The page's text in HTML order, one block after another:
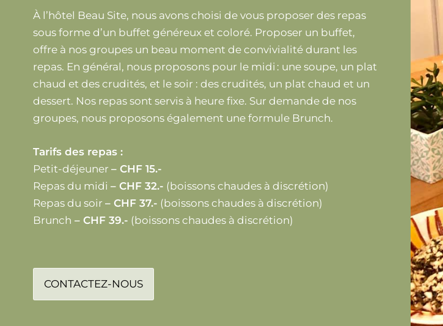
À l’hôtel Beau Site, nous avons choisi de vous proposer des repas
sous forme d’un buffet généreux et coloré. Proposer un buffet,
offre à nos groupes un beau moment de convivialité durant les
repas. En général, nous proposons pour le midi : une soupe, un plat
chaud et des crudités, et le soir : des crudités, un plat chaud et un
dessert. Nos repas sont servis à heure fixe. Sur demande de nos
groupes, nous proposons également une formule Brunch.
Tarifs des repas :
Petit-déjeuner – CHF 15.-
Repas du midi – CHF 32.- (boissons chaudes à discrétion)
Repas du soir – CHF 37.- (boissons chaudes à discrétion)
Brunch – CHF 39.- (boissons chaudes à discrétion)
CONTACTEZ-NOUS